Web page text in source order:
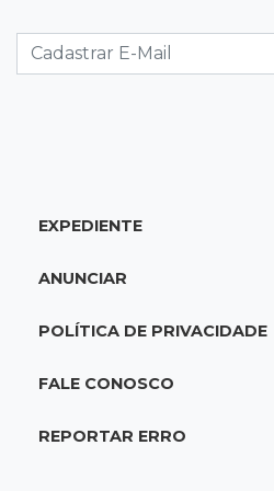
empresas por rodovias
07:07Previsão do tempo
vendaval em Mato Grosso
07:07Narcotráfico
O escudo da fronteira:
EXPEDIENTE
ANUNCIAR
POLÍTICA DE PRIVACIDADE
FALE CONOSCO
REPORTAR ERRO